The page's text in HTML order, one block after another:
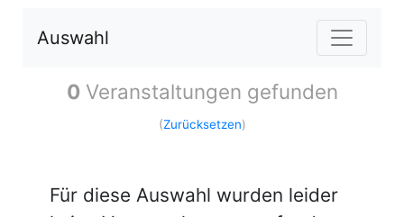
Auswahl
0 Veranstaltungen gefunden
(Zurücksetzen)
Für diese Auswahl wurden leider